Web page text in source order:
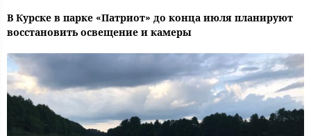
В Курске в парке «Патриот» до конца июля планируют
восстановить освещение и камеры